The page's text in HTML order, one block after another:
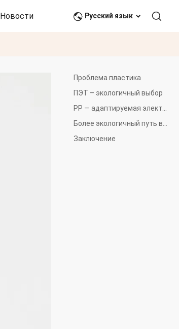
Новости и события Связаться с нами
Русский язык
Проблема пластика
ПЭТ – экологичный выбор
Заключение